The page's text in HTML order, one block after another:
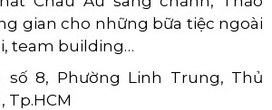
gian cho những bữa tiệc ngoài
team building…
8, Phường Linh Trung, Thủ
Tp.HCM